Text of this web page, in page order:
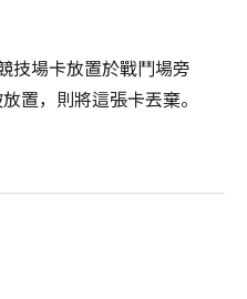
技場卡放置於戰鬥場旁
置，則將這張卡丟棄。